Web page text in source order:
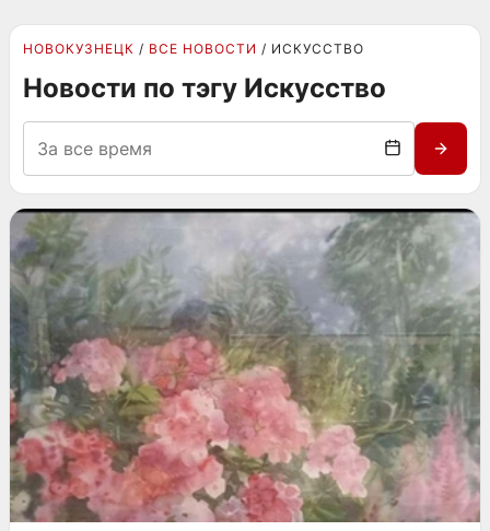
НОВОКУЗНЕЦК ВСЕ НОВОСТИ ИСКУССТВО
Новости по тэгу Искусство